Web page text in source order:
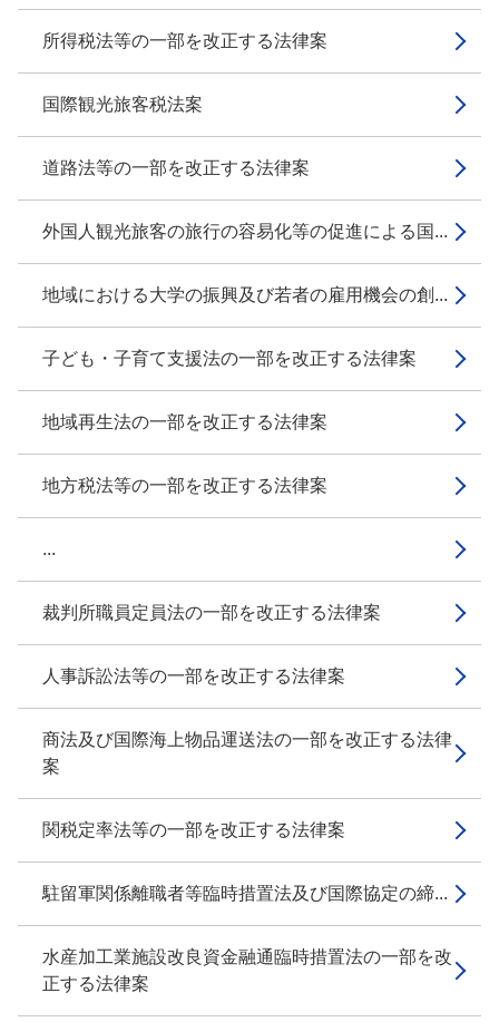
所得税法等の一部を改正する法律案
国際観光旅客税法案
道路法等の一部を改正する法律案
外国人観光旅客の旅行の容易化等の促進による国...
地域における大学の振興及び若者の雇用機会の創...
子ども・子育て支援法の一部を改正する法律案
地域再生法の一部を改正する法律案
地方税法等の一部を改正する法律案
...
裁判所職員定員法の一部を改正する法律案
人事訴訟法等の一部を改正する法律案
商法及び国際海上物品運送法の一部を改正する法律
案
関税定率法等の一部を改正する法律案
駐留軍関係離職者等臨時措置法及び国際協定の締...
水産加工業施設改良資金融通臨時措置法の一部を改
正する法律案